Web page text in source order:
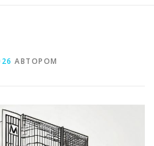
СРЕДА
СОРТА МЕТАЛЛОВ
АВТОРОМ